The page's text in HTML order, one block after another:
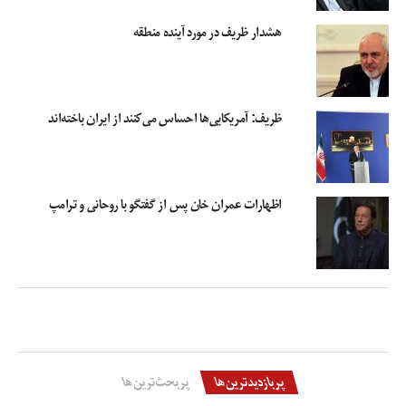
هشدار ظریف در مورد آینده منطقه
ظریف: آمریکایی‌ها احساس می‌کنند از ایران باخته‌اند
اظهارات عمران خان پس از گفتگو با روحانی و ترامپ
پربازدیدترین‌ها پربحث‌ترین‌ها